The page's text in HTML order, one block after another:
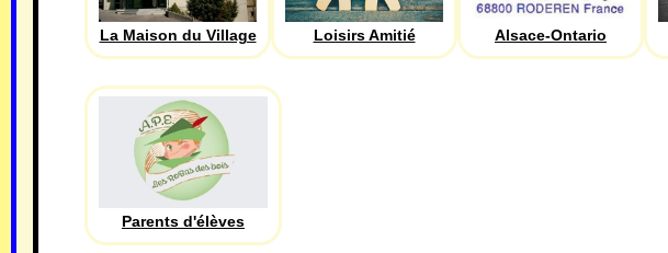
La Maison du Village Loisirs Amitié Alsace-Ontario
Parents d'élèves